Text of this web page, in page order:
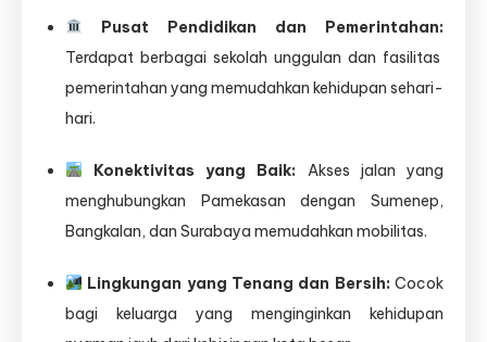
Pusat Pendidikan dan Pemerintahan:
Terdapat berbagai sekolah unggulan dan fasilitas
pemerintahan yang memudahkan kehidupan sehari-
hari.
Konektivitas yang Baik: Akses jalan yang
menghubungkan Pamekasan dengan Sumenep,
Bangkalan, dan Surabaya memudahkan mobilitas.
Lingkungan yang Tenang dan Bersih: Cocok
bagi keluarga yang menginginkan kehidupan